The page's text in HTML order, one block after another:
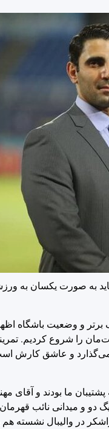
صورت یکسان به
برتر و وضعیت باشگاه
و عاشق کارش
پشتیبان ما بودند و
و میدانی نائب
در والیبال